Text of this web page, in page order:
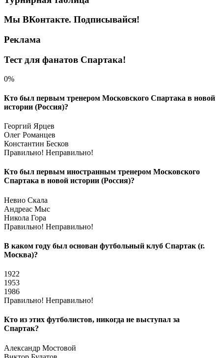
Мы ВКонтакте. Подписывайся!
Реклама
Тест для фанатов Спартака!
0%
Кто был первым тренером Московского Спартака в новой
истории (Россия)?
Георгий Ярцев
Олег Романцев
Константин Бесков
Правильно! Неправильно!
Кто был первым иностранным тренером Московского
Спартака в новой истории (Россия)?
Невио Скала
Андреас Мыс
Никола Гора
Правильно! Неправильно!
В каком году был основан футбольный клуб Спартак (г.
Москва)?
1922
1953
1986
Правильно! Неправильно!
Кто из этих футболистов, никогда не выступал за
Спартак?
Александр Мостовой